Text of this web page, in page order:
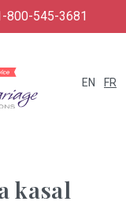
EN FR
800-545-3681
kasal